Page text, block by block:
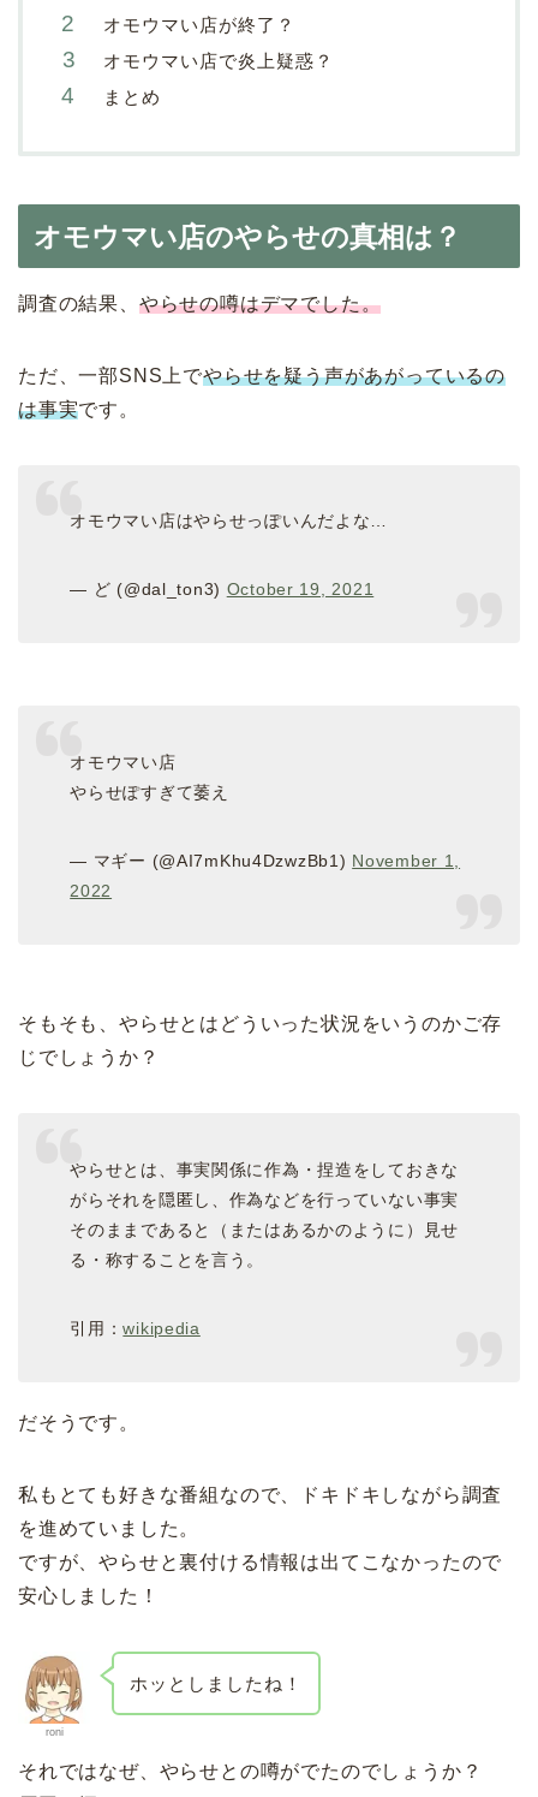
オモウマい店が終了？
オモウマい店で炎上疑惑？
まとめ
オモウマい店のやらせの真相は？
調査の結果、 やらせの噂はデマでした。
ただ、一部SNS上でやらせを疑う声があがっているの
は事実です。
オモウマい店はやらせっぽいんだよな…
— ど (@dal_ton3) October 19, 2021
オモウマい店
やらせぽすぎて萎え
— マギー (@AI7mKhu4DzwzBb1) November 1,
2022
そもそも、やらせとはどういった状況をいうのかご存
じでしょうか？
やらせとは、事実関係に作為・捏造をしておきな
がらそれを隠匿し、作為などを行っていない事実
そのままであると（またはあるかのように）見せ
る・称することを言う。
引用：wikipedia
だそうです。
私もとても好きな番組なので、ドキドキしながら調査
を進めていました。
ですが、やらせと裏付ける情報は出てこなかったので
安心しました！
roni
ホッとしましたね！
それではなぜ、やらせとの噂がでたのでしょうか？